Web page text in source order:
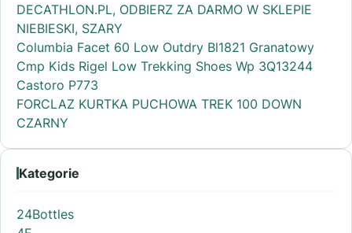
DECATHLON.PL, ODBIERZ ZA DARMO W SKLEPIE
NIEBIESKI, SZARY
Columbia Facet 60 Low Outdry Bl1821 Granatowy
Cmp Kids Rigel Low Trekking Shoes Wp 3Q13244
Castoro P773
FORCLAZ KURTKA PUCHOWA TREK 100 DOWN
CZARNY
Kategorie
24Bottles